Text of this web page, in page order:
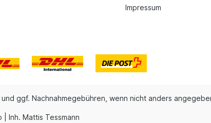
Impressum
und ggf. Nachnahmegebühren, wenn nicht anders
Inh. Mattis Tessmann